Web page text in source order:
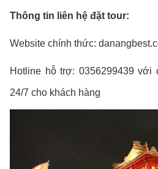
Thông tin liên hệ đặt tour:
Website chính thức:
Hotline hỗ trợ: 0356299439
24/7 cho khách hàng